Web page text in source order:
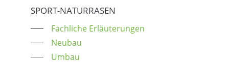
SPORT-NATURRASEN
Fachliche Erläuterungen
Neubau
Umbau